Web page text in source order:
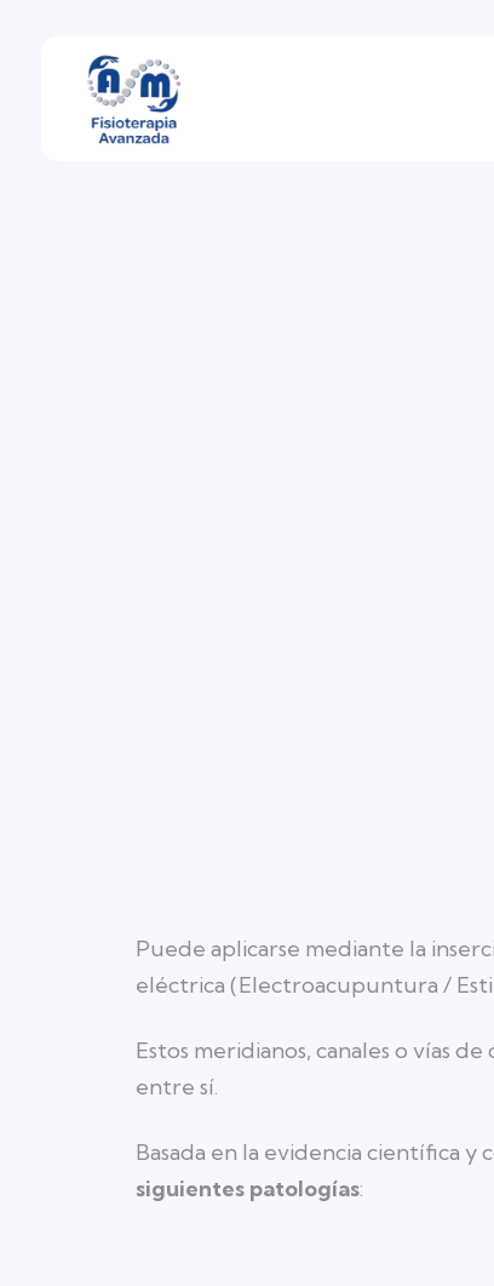
Puede aplicarse mediante la
eléctrica (Electroacupuntura /
Estos meridianos, canales o vías
entre sí.
Basada en la evidencia científica y
siguientes patologías: